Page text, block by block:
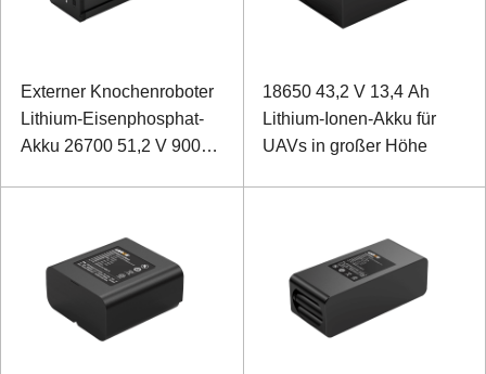
Externer Knochenroboter
Lithium-Eisenphosphat-
Akku 26700 51,2 V 9000
18650 43,2 V 13,4 Ah
Lithium-Ionen-Akku für
UAVs in großer Höhe